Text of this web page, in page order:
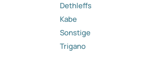
Dethleffs
Kabe
Sonstige
Trigano